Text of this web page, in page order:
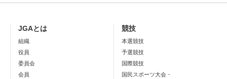
JGAとは
組織
役員
委員会
会員
競技
本選競技
予選競技
国際競技
国民スポーツ大会・